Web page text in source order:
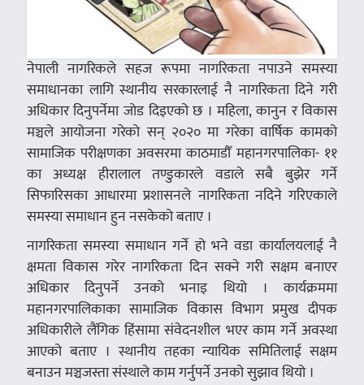
नेपाली नागरिकले सहज रूपमा नागरिकता नपाउने समस्या
समाधानका लागि स्थानीय सरकारलाई नै नागरिकता दिने गरी
अधिकार दिनुपर्नेमा जोड दिइएको छ । महिला, कानुन र विकास
मञ्चले आयोजना गरेको सन् २०२० मा गरेका वार्षिक कामको
सामाजिक परीक्षणका अवसरमा काठमाडौँ महानगरपालिका- ११
का अध्यक्ष हीरालाल तण्डुकारले वडाले सबै बुझेर गर्ने
सिफारिसका आधारमा प्रशासनले नागरिकता नदिने गरिएकाले
समस्या समाधान हुन नसकेको बताए ।
नागरिकता समस्या समाधान गर्ने हो भने वडा कार्यालयलाई नै
क्षमता विकास गरेर नागरिकता दिन सक्ने गरी सक्षम बनाएर
अधिकार दिनुपर्ने उनको भनाइ थियो । कार्यक्रममा
महानगरपालिकाका सामाजिक विकास विभाग प्रमुख दीपक
अधिकारीले लैंगिक हिंसामा संवेदनशील भएर काम गर्ने अवस्था
आएको बताए । स्थानीय तहका न्यायिक समितिलाई सक्षम
बनाउन मञ्चजस्ता संस्थाले काम गर्नुपर्ने उनको सुझाव थियो ।